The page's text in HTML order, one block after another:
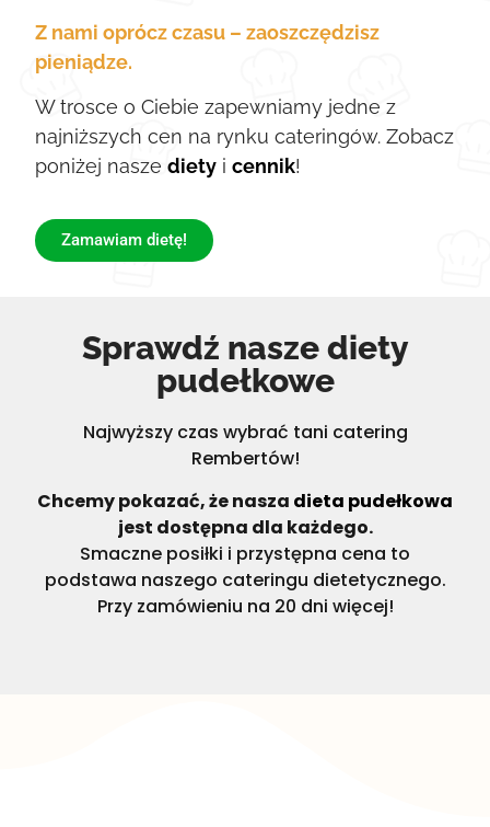
Z nami oprócz czasu – zaoszczędzisz
pieniądze.
W trosce o Ciebie zapewniamy jedne z
najniższych cen na rynku cateringów. Zobacz
poniżej naszediety icennik!
Zamawiam dietę!
Sprawdź nasze diety
pudełkowe
Najwyższy czas wybrać tani catering
Rembertów!
Chcemy pokazać, że nasza dieta pudełkowa
jest dostępna dla każdego.
Smaczne posiłki i przystępna cena to
podstawa naszego cateringu dietetycznego.
Przy zamówieniu na 20 dni więcej!